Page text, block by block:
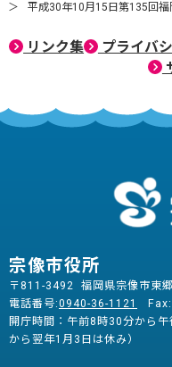
平成30年10月15日第135回
リンク集 プライバ
宗像市役所
〒811-3492 福岡県宗像市東
電話番号:0940-36-1121
開庁時間：午前8時30分から
から翌年1月3日は休み）